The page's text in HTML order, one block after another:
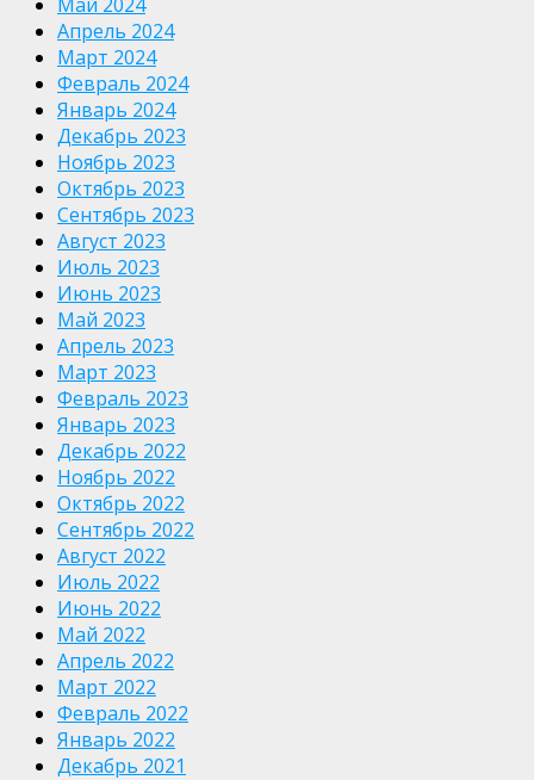
Апрель 2024
Март 2024
Февраль 2024
Январь 2024
Декабрь 2023
Ноябрь 2023
Октябрь 2023
Сентябрь 2023
Август 2023
Июль 2023
Июнь 2023
Май 2023
Апрель 2023
Март 2023
Февраль 2023
Январь 2023
Декабрь 2022
Ноябрь 2022
Октябрь 2022
Сентябрь 2022
Август 2022
Июль 2022
Июнь 2022
Май 2022
Апрель 2022
Март 2022
Февраль 2022
Январь 2022
Декабрь 2021